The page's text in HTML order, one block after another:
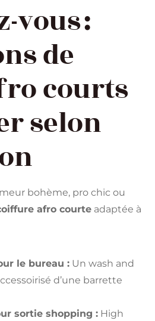
vous :
de
courts
selon
bohème, pro chic ou
afro courte adaptée à
le bureau : Un wash and
d’une barrette
sortie shopping : High